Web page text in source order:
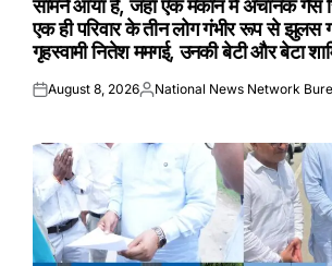
सामने आया है, जहाँ एक मकान में अचानक
एक ही परिवार के तीन लोग गंभीर रूप से झुलस
गृहस्वामी नितेश ममगई, उनकी बेटी और बेटा
Posted
August 8, 2026Posted
National News Network